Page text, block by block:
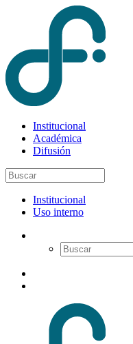
Institucional
Académica
Difusión
Institucional
Uso interno